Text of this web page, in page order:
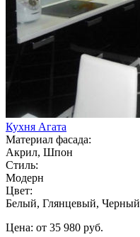
Кухня Агата
Материал фасада:
Акрил, Шпон
Стиль:
Модерн
Цвет:
Белый, Глянцевый, Черный
Цена: от 35 980 руб.